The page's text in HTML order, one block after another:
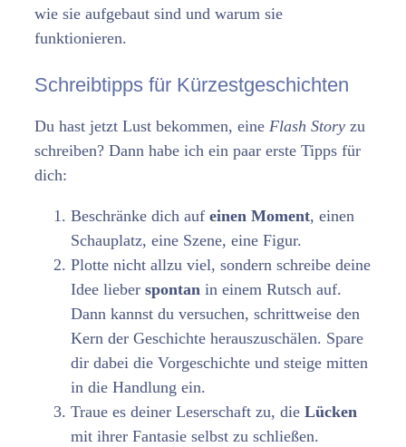
wie sie aufgebaut sind und warum sie
funktionieren.
Schreibtipps für Kürzestgeschichten
Du hast jetzt Lust bekommen, eine Flash Story zu
schreiben? Dann habe ich ein paar erste Tipps für
dich:
Beschränke dich auf einen Moment, einen
Schauplatz, eine Szene, eine Figur.
Plotte nicht allzu viel, sondern schreibe deine
Idee lieber spontan in einem Rutsch auf.
Dann kannst du versuchen, schrittweise den
Kern der Geschichte herauszuschälen. Spare
dir dabei die Vorgeschichte und steige mitten
in die Handlung ein.
Traue es deiner Leserschaft zu, die Lücken
mit ihrer Fantasie selbst zu schließen.